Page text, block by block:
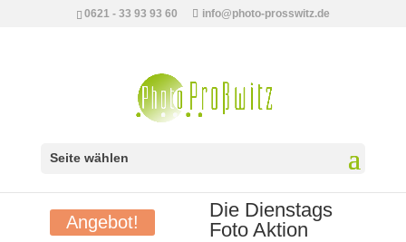
0621 - 33 93 93 60 info@photo-prosswitz.de
Seite wählen
Angebot!
Die Dienstags
Foto Aktion